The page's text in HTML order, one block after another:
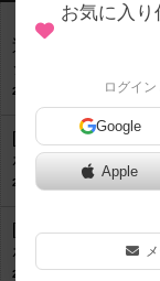
【池袋】6月2１日
迎！！！ ボードゲ
シュ相席ナイト (対
2020年6月1日 13時52分の
[池袋] 4月5日（日
ボードゲーム軽量
2020年3月27日 2時30分の投
[池袋] 4月4日（土
ボードゲーム軽量
2020年3月27日 2時26分の
お気に入
ログイン
Google
Apple